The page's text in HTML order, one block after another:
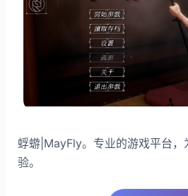
蜉蝣|MayFly。专业的游戏平台，
验。